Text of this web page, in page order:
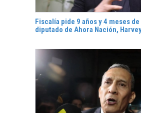
Fiscalía pide 9 años y 4 meses
diputado de Ahora Nación,